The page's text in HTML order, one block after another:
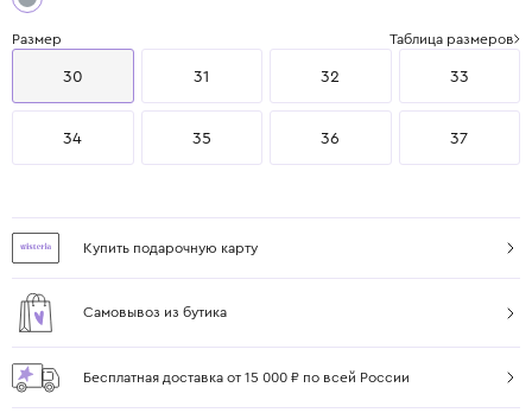
Размер Таблица размеров
30 31 32 33
34 35 36 37
Купить подарочную карту
Самовывоз из бутика
Бесплатная доставка от 15 000 ₽ по всей России